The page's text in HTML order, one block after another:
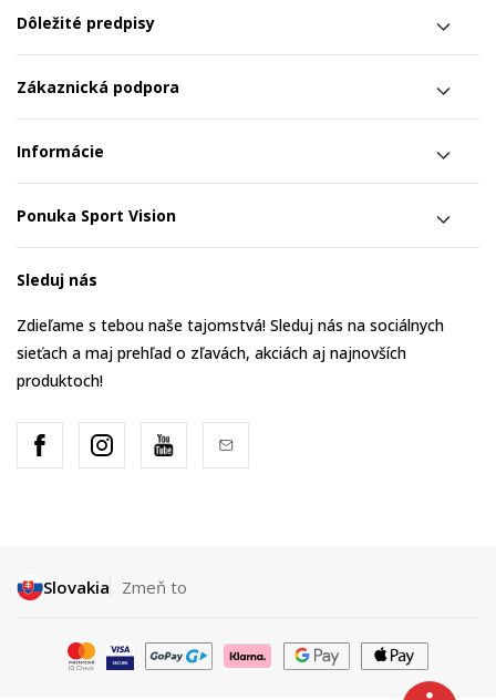
Dôležité predpisy
Zákaznická podpora
Informácie
Ponuka Sport Vision
Sleduj nás
Zdieľame s tebou naše tajomstvá! Sleduj nás na sociálnych
sieťach a maj prehľad o zľavách, akciách aj najnovších
produktoch!
Slovakia Zmeň to